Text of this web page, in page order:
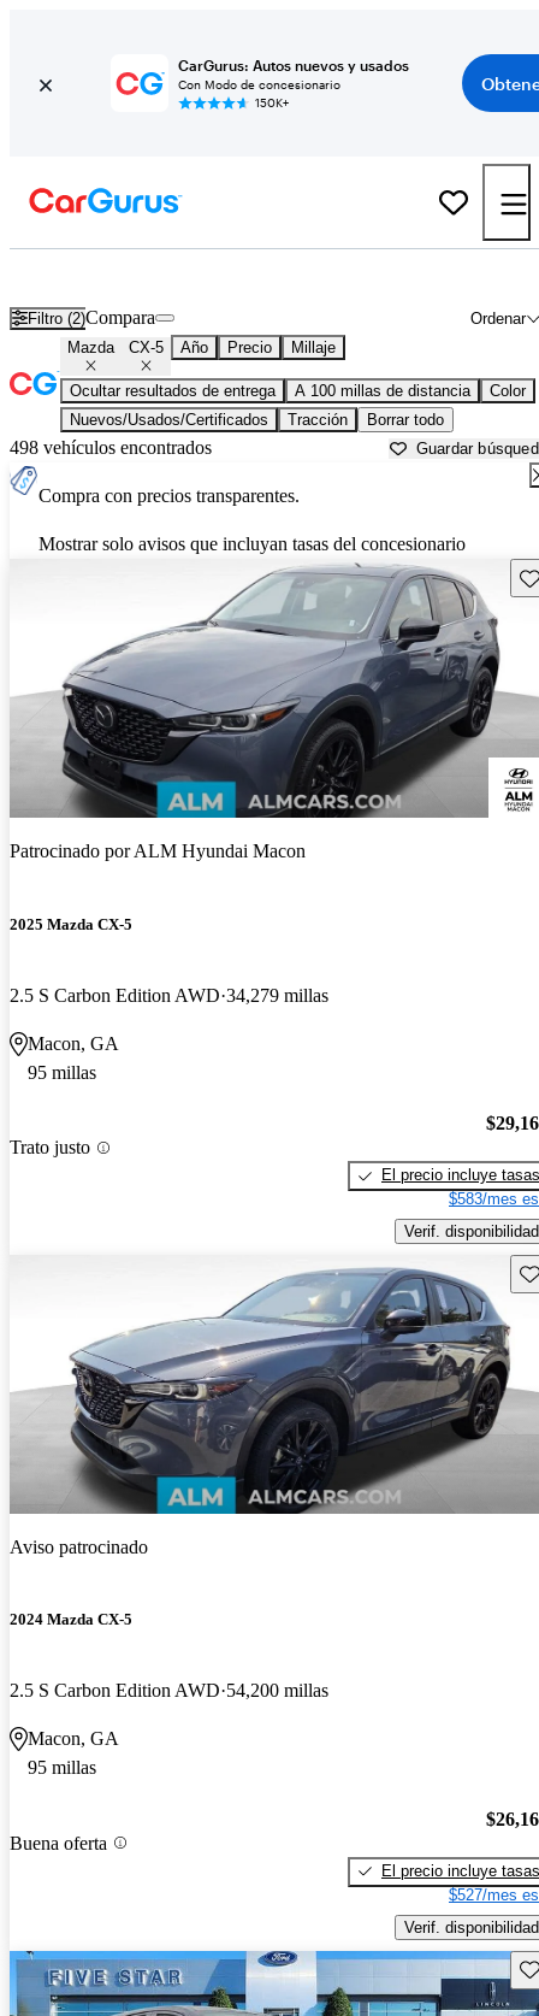
CarGurus: Autos nuevos y usados
Con Modo de concesionario
150K+
Filtro (2) Ordenar
Compara
Mazda CX-5 Año Precio Millaje
Ocultar resultados de entrega A 100 millas de distancia
Color
Nuevos/Usados/Certificados
Tracción Borrar todo
498 vehículos encontrados Guardar
Compra con precios transparentes.
Mostrar solo avisos que incluyan tasas del concesionario
Patrocinado porALM Hyundai Macon
2025 Mazda CX-5
2.5 S Carbon Edition AWD 34,279 millas
Macon, GA
95 millas
Trato justo
El precio incluye tasas
$583/mes
Verif. disponibilidad
Aviso patrocinado
2024 Mazda CX-5
2.5 S Carbon Edition AWD 54,200 millas
Macon, GA
95 millas
Buena oferta
El precio incluye tasas
$527/mes
Verif. disponibilidad